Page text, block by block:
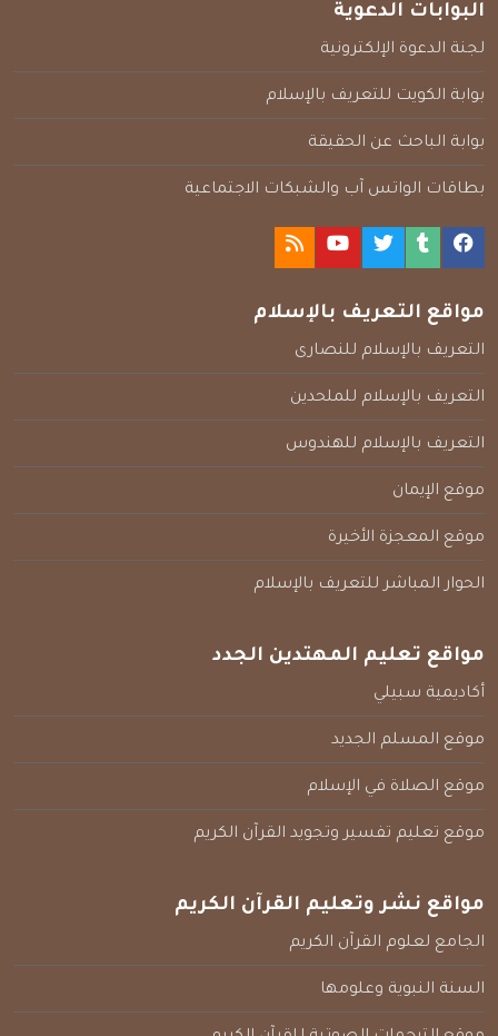
البوابات الدعوية
لجنة الدعوة الإلكترونية
بوابة الكويت للتعريف بالإسلام
بوابة الباحث عن الحقيقة
بطاقات الواتس آب والشبكات الاجتماعية
مواقع التعريف بالإسلام
التعريف بالإسلام للنصارى
التعريف بالإسلام للملحدين
التعريف بالإسلام للهندوس
موقع الإيمان
موقع المعجزة الأخيرة
الحوار المباشر للتعريف بالإسلام
مواقع تعليم المهتدين الجدد
أكاديمية سبيلي
موقع المسلم الجديد
موقع الصلاة في الإسلام
موقع تعليم تفسير وتجويد القرآن الكريم
مواقع نشر وتعليم القرآن الكريم
الجامع لعلوم القرآن الكريم
السنة النبوية وعلومها